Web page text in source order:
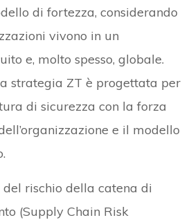
di fortezza, considerando
vivono in un
e, molto spesso, globale.
strategia ZT è progettata per
di sicurezza con la forza
e il modello
rischio della catena di
(Supply Chain Risk